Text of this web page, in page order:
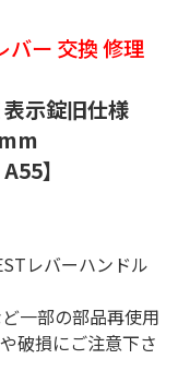
バー 交換 修理
示錠旧仕様
】
レバーハンドル
一部の部品再使用
破損にご注意下さ